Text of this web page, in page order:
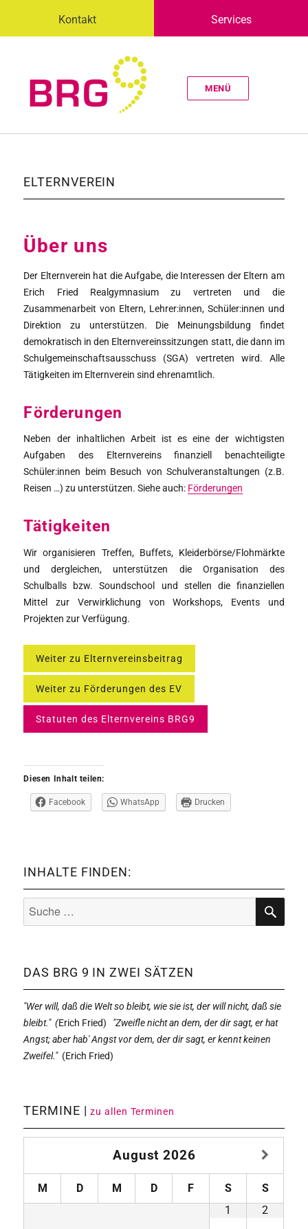
Kontakt Services
MENÜ
ELTERNVEREIN
Über uns
Der Elternverein hat die Aufgabe, die Interessen der Eltern am
Erich Fried Realgymnasium zu vertreten und die
Zusammenarbeit von Eltern, Lehrer:innen, Schüler:innen und
Direktion zu unterstützen. Die Meinungsbildung findet
demokratisch in den Elternvereinssitzungen statt, die dann im
Schulgemeinschaftsausschuss (SGA) vertreten wird. Alle
Tätigkeiten im Elternverein sind ehrenamtlich.
Förderungen
Neben der inhaltlichen Arbeit ist es eine der wichtigsten
Aufgaben des Elternvereins finanziell benachteiligte
Schüler:innen beim Besuch von Schulveranstaltungen (z.B.
Reisen …) zu unterstützen. Siehe auch: Förderungen
Tätigkeiten
Wir organisieren Treffen, Buffets, Kleiderbörse/Flohmärkte
und dergleichen, unterstützen die Organisation des
Schulballs bzw. Soundschool und stellen die finanziellen
Mittel zur Verwirklichung von Workshops, Events und
Projekten zur Verfügung.
Weiter zu Elternvereinsbeitrag
Weiter zu Förderungen des EV
Statuten des Elternvereins BRG9
Diesen Inhalt teilen:
Facebook WhatsApp Drucken
INHALTE FINDEN:
Suche
nach:
SUCHE
DAS BRG 9 IN ZWEI SÄTZEN
"Wer will, daß die Welt so bleibt, wie sie ist, der will nicht, daß sie
bleibt." (Erich Fried)
"Zweifle nicht an dem, der dir sagt, er hat
Angst; aber hab' Angst vor dem, der dir sagt, er kennt keinen
Zweifel."(Erich Fried)
TERMINE |zu allen Terminen
August 2026
M D M D F S
S
1
2